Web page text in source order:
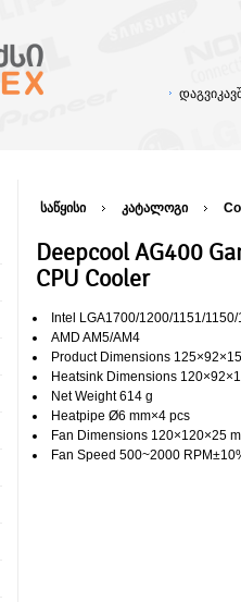
საწყისი კატალოგი
Deepcool AG400
CPU Cooler
Intel LGA1700/1200/1151/1150/
AMD AM5/AM4
Product Dimensions
Heatsink Dimensions
Net Weight 614 g
Heatpipe Ø6 mm×4 pcs
Fan Dimensions 120×120×25
Fan Speed 500~2000